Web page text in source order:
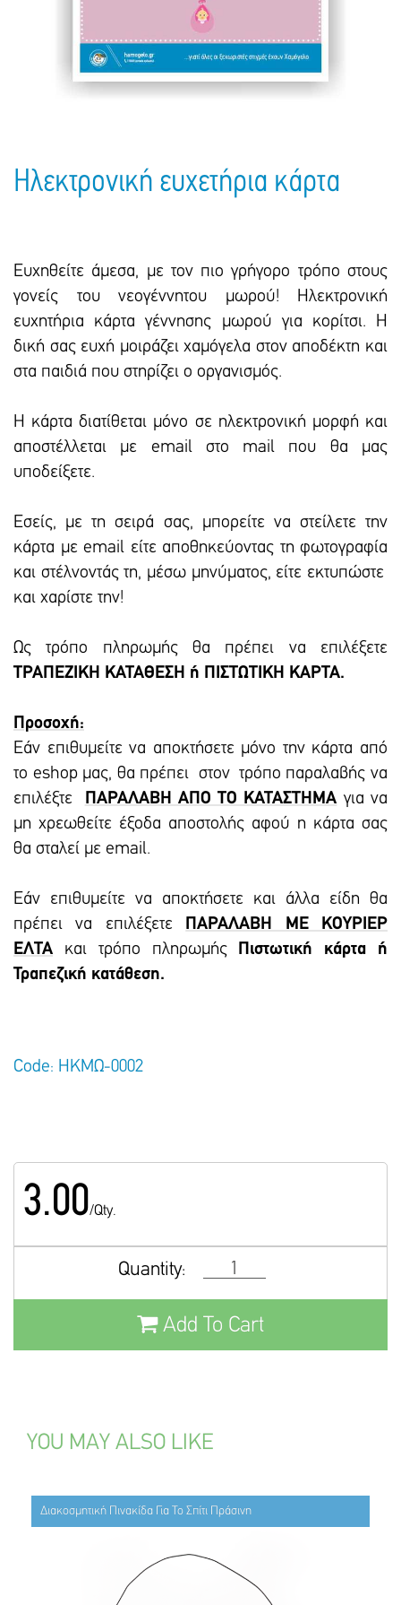
Πακέτα Δώρων
Σακούλες
Τσάντες - Ποδιές - Ομπρέλες
Παιδικό Πάρτι
Παιδικά Είδη
Ημερολόγια - Ατζέντες
Γραφική Ύλη
Είδη Γραφείου
Ηλεκτρονική ευχετήρια κάρτα
Ευχηθείτε άμεσα, με τον πιο γρήγορο τρόπο στους
γονείς του νεογέννητου μωρού! Ηλεκτρονική
ευχητήρια κάρτα γέννησης μωρού για κορίτσι. H
δική σας ευχή μοιράζει χαμόγελα στον αποδέκτη και
στα παιδιά που στηρίζει ο οργανισμός.
Η κάρτα διατίθεται μόνο σε ηλεκτρονική μορφή και
αποστέλλεται με email στο mail που θα μας
υποδείξετε.
Εσείς, με τη σειρά σας, μπορείτε να στείλετε την
κάρτα με email είτε αποθηκεύοντας τη φωτογραφία
και στέλνοντάς τη, μέσω μηνύματος, είτε εκτυπώστε
και χαρίστε την!
Ως τρόπο πληρωμής θα πρέπει να επιλέξετε
ΤΡΑΠΕΖΙΚΗ ΚΑΤΑΘΕΣΗ ή ΠΙΣΤΩΤΙΚΗ ΚΑΡΤΑ.
Προσοχή:
Εάν επιθυμείτε να αποκτήσετε μόνο την κάρτα από
το eshop μας, θα πρέπει στον τρόπο παραλαβής να
επιλέξτε ΠΑΡΑΛΑΒΗ ΑΠΟ ΤΟ ΚΑΤΑΣΤΗΜΑ για να
μη χρεωθείτε έξοδα αποστολής αφού η κάρτα σας
θα σταλεί με email.
Εάν επιθυμείτε να αποκτήσετε και άλλα είδη θα
πρέπει να επιλέξετε ΠΑΡΑΛΑΒΗ ΜΕ ΚΟΥΡΙΕΡ
ΕΛΤΑ και τρόπο πληρωμής Πιστωτική κάρτα ή
Τραπεζική κατάθεση.
Code: ΗΚΜΩ-0002
3.00/Qty.
Quantity:
Add To Cart
YOU MAY ALSO LIKE
Διακοσμητική Πινακίδα Για Το Σπίτι Πράσινη